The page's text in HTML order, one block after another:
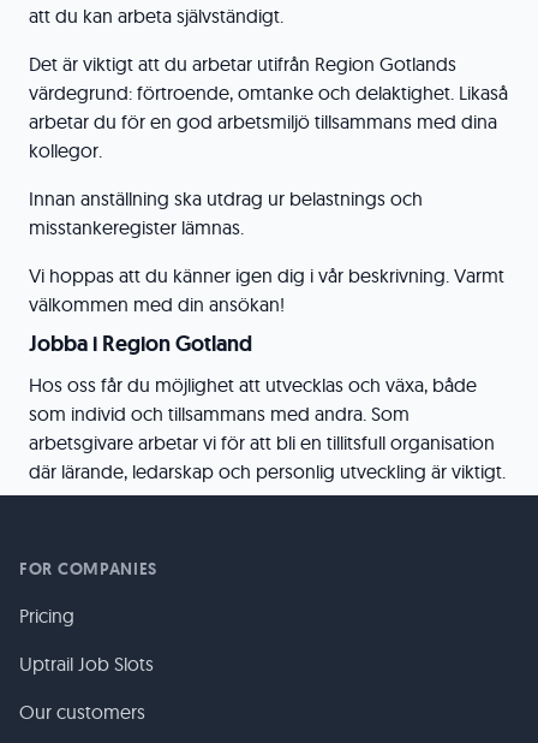
att du kan arbeta självständigt.
Det är viktigt att du arbetar utifrån Region Gotlands
värdegrund: förtroende, omtanke och delaktighet. Likaså
arbetar du för en god arbetsmiljö tillsammans med dina
kollegor.
Innan anställning ska utdrag ur belastnings och
misstankeregister lämnas.
Vi hoppas att du känner igen dig i vår beskrivning. Varmt
välkommen med din ansökan!
Jobba i Region Gotland
Hos oss får du möjlighet att utvecklas och växa, både
som individ och tillsammans med andra. Som
arbetsgivare arbetar vi för att bli en tillitsfull organisation
där lärande, ledarskap och personlig utveckling är viktigt.
FOR COMPANIES
Pricing
Uptrail Job Slots
Our customers